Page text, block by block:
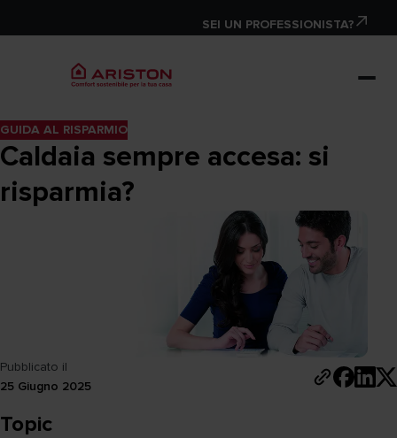
SEI UN PROFESSIONISTA?
GUIDA AL RISPARMIO
Caldaia sempre accesa: si
risparmia?
Pubblicato il
25 Giugno 2025
Topic